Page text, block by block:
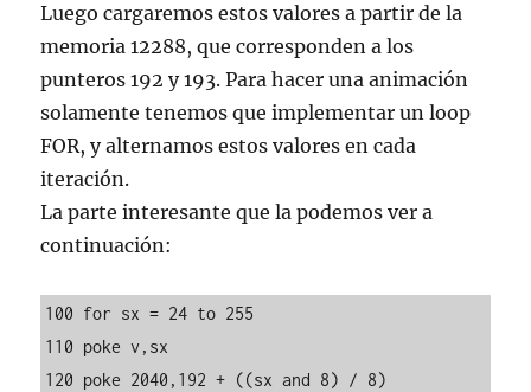
Luego cargaremos estos valores a partir de la
memoria 12288, que corresponden a los
punteros 192 y 193. Para hacer una animación
solamente tenemos que implementar un loop
FOR, y alternamos estos valores en cada
iteración.
La parte interesante que la podemos ver a
continuación:
100 for sx = 24 to 255
110 poke v,sx
120 poke 2040,192 + ((sx and 8) / 8)